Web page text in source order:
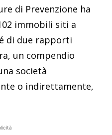
di Prevenzione ha
immobili siti a
di due rapporti
un compendio
società
o indirettamente,